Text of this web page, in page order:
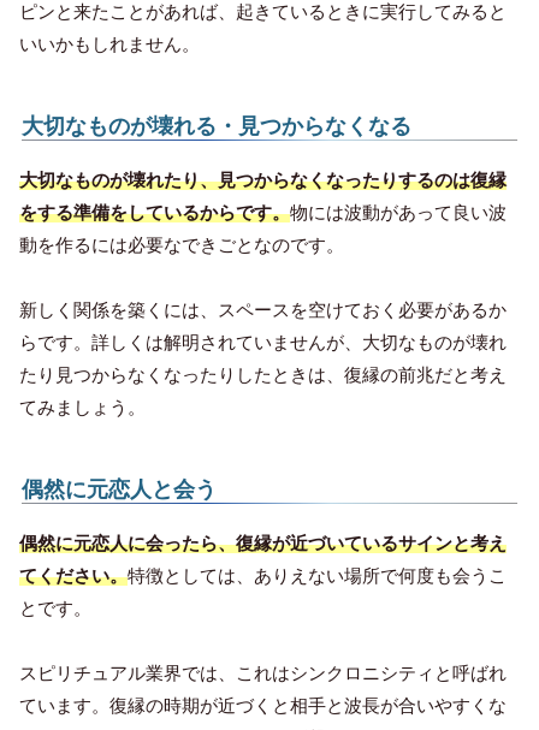
ピンと来たことがあれば、起きているときに実行してみると
いいかもしれません。
大切なものが壊れる・見つからなくなる
大切なものが壊れたり、見つからなくなったりするのは復縁
をする準備をしているからです。物には波動があって良い波
動を作るには必要なできごとなのです。
新しく関係を築くには、スペースを空けておく必要があるか
らです。詳しくは解明されていませんが、大切なものが壊れ
たり見つからなくなったりしたときは、復縁の前兆だと考え
てみましょう。
偶然に元恋人と会う
偶然に元恋人に会ったら、復縁が近づいているサインと考え
てください。特徴としては、ありえない場所で何度も会うこ
とです。
スピリチュアル業界では、これはシンクロニシティと呼ばれ
ています。復縁の時期が近づくと相手と波長が合いやすくな